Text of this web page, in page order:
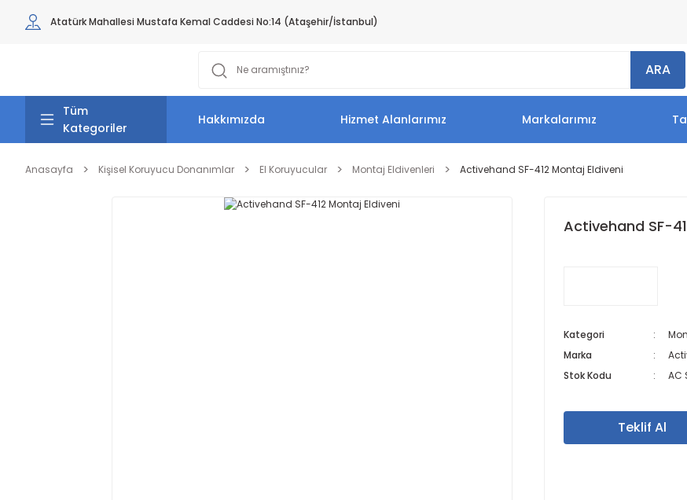
Atatürk Mahallesi Mustafa Kemal Caddesi No:14 (Ataşehir/İstanbul)
ARA
Tüm
Kategoriler
Hakkımızda Hizmet Alanlarımız Markalarımız
Anasayfa Kişisel Koruyucu Donanımlar El Koruyucular Montaj Eldivenleri Activehand SF-412 Montaj Eldiveni
Activehand SF-
Kategori
Marka
Stok Kodu
AC
Teklif Al